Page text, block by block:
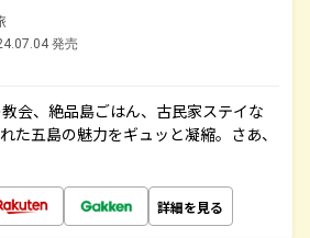
発売
会、絶品島ごはん、古民家ステイな
た五島の魅力をギュッと凝縮。さあ、
詳細を見る